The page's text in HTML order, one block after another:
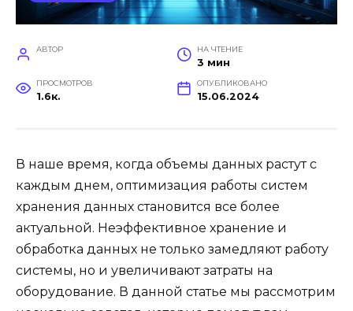
АВТОР НА ЧТЕНИЕ
3 мин
ПРОСМОТРОВ
1.6к.
ОПУБЛИКОВАНО
15.06.2024
В наше время, когда объемы данных растут с
каждым днем, оптимизация работы систем
хранения данных становится все более
актуальной. Неэффективное хранение и
обработка данных не только замедляют работу
системы, но и увеличивают затраты на
оборудование. В данной статье мы рассмотрим